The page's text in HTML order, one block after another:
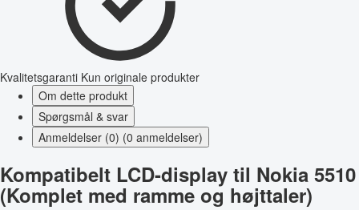
Kvalitetsgaranti Kun originale produkter
Om dette produkt
Spørgsmål & svar
Anmeldelser (0) (0 anmeldelser)
Kompatibelt LCD-display til Nokia 5510
(Komplet med ramme og højttaler)